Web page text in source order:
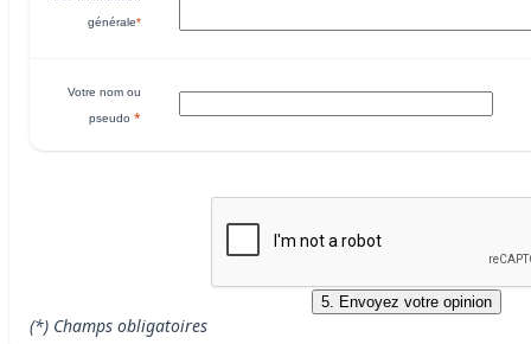
générale*
Votre nom ou
pseudo *
(*) Champs obligatoires